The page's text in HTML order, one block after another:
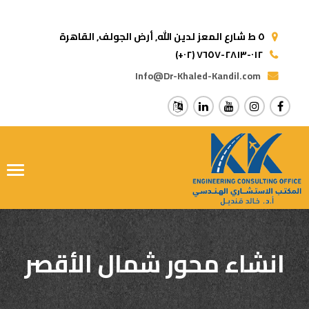
٥ ط شارع المعز لدين الله,
أرض الجولف, القاهرة
(+٠٢) ٠١٢-٢٨١٣-٧٦٥٧
Info@Dr-Khaled-Kandil.com
انشاء محور شمال الأقصر